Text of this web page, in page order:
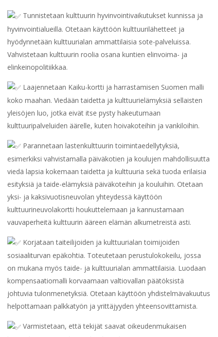
Tunnistetaan kulttuurin hyvinvointivaikutukset kunnissa ja
hyvinvointialueilla. Otetaan käyttöön kulttuurilähetteet ja
hyödynnetään kulttuurialan ammattilaisia sote-palveluissa.
Vahvistetaan kulttuurin roolia osana kuntien elinvoima- ja
elinkeinopolitiikkaa.
Laajennetaan Kaiku-kortti ja harrastamisen Suomen malli
koko maahan. Viedään taidetta ja kulttuurielämyksiä sellaisten
yleisöjen luo, jotka eivät itse pysty hakeutumaan
kulttuuripalveluiden äärelle, kuten hoivakoteihin ja vankiloihin.
Parannetaan lastenkulttuurin toimintaedellytyksiä,
esimerkiksi vahvistamalla päiväkotien ja koulujen mahdollisuutta
viedä lapsia kokemaan taidetta ja kulttuuria sekä tuoda erilaisia
esityksiä ja taide-elämyksiä päiväkoteihin ja kouluihin. Otetaan
yksi- ja kaksivuotisneuvolan yhteydessä käyttöön
kulttuurineuvolakortti houkuttelemaan ja kannustamaan
vauvaperheitä kulttuurin ääreen elämän alkumetreistä asti.
Korjataan taiteilijoiden ja kulttuurialan toimijoiden
sosiaaliturvan epäkohtia. Toteutetaan perustulokokeilu, jossa
on mukana myös taide- ja kulttuurialan ammattilaisia. Luodaan
kompensaatiomalli korvaamaan valtiovallan päätöksistä
johtuvia tulonmenetyksiä. Otetaan käyttöön yhdistelmävakuutus
helpottamaan palkkatyön ja yrittäjyyden yhteensovittamista.
Varmistetaan, että tekijät saavat oikeudenmukaisen